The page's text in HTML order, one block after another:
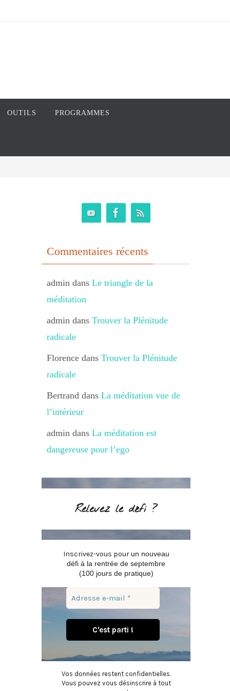
OUTILS PROGRAMMES
Commentaires récents
admin dans Le triangle de la
méditation
admin dans Trouver la Plénitude
radicale
Florence dans Trouver la Plénitude
radicale
Bertrand dans La méditation vue de
l’intérieur
admin dans La méditation est
dangereuse pour l’ego
Relevez le défi ?
Inscrivez-vous pour un nouveau
défi à la rentrée de septembre
(100 jours de pratique)
Vos données restent confidentielles.
Vous pouvez vous désinscrire à tout